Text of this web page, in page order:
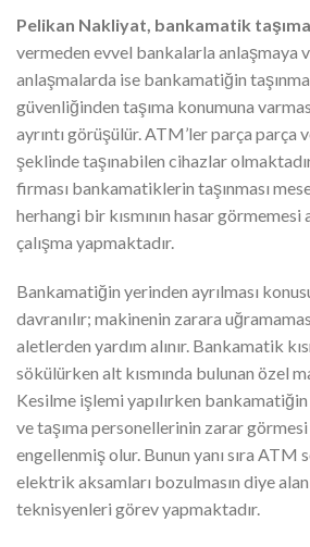
Pelikan Nakliyat, bankamatik
vermeden evvel bankalarla anlaşmaya
anlaşmalarda ise bankamatiğin
güvenliğinden taşıma konumuna
ayrıntı görüşülür. ATM’ler parça parça
şeklinde taşınabilen cihazlar
firması bankamatiklerin taşınması
herhangi bir kısmının hasar görmemesi
çalışma yapmaktadır.
Bankamatiğin yerinden ayrılması
davranılır; makinenin zarara
aletlerden yardım alınır. Bankamatik
sökülürken alt kısmında bulunan özel
Kesilme işlemi yapılırken
ve taşıma personellerinin zarar
engellenmiş olur. Bunun yanı sıra ATM
elektrik aksamları bozulmasın diye
teknisyenleri görev yapmaktadır.